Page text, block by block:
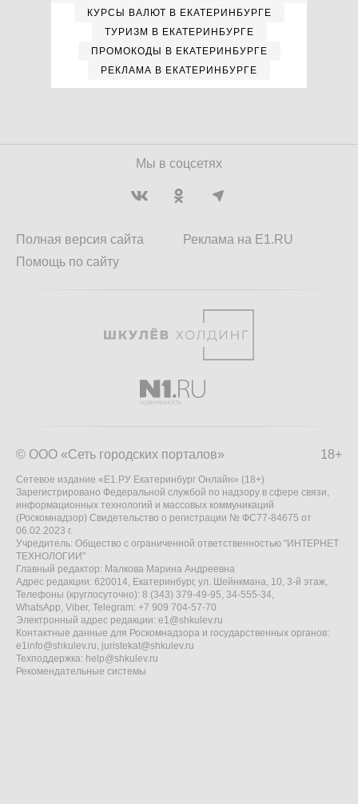
КУРСЫ ВАЛЮТ В ЕКАТЕРИНБУРГЕ
ТУРИЗМ В ЕКАТЕРИНБУРГЕ
ПРОМОКОДЫ В ЕКАТЕРИНБУРГЕ
РЕКЛАМА В ЕКАТЕРИНБУРГЕ
Мы в соцсетях
Полная версия сайта
Помощь по сайту
Реклама на E1.RU
18+
© ООО «Сеть городских порталов»
Сетевое издание «Е1.РУ Екатеринбург Онлайн» (18+)
Зарегистрировано Федеральной службой по надзору в сфере связи,
информационных технологий и массовых коммуникаций
(Роскомнадзор) Свидетельство о регистрации № ФС77-84675 от
06.02.2023 г.
Учредитель: Общество с ограниченной ответственностью "ИНТЕРНЕТ
ТЕХНОЛОГИИ"
Главный редактор: Малкова Марина Андреевна
Адрес редакции: 620014, Екатеринбург, ул. Шейнкмана, 10, 3-й этаж,
Телефоны (круглосуточно): 8 (343) 379-49-95, 34-555-34,
WhatsApp, Viber, Telegram: +7 909 704-57-70
Электронный адрес редакции: e1@shkulev.ru
Контактные данные для Роскомнадзора и государственных органов:
e1info@shkulev.ru, juristekat@shkulev.ru
Техподдержка: help@shkulev.ru
Рекомендательные системы